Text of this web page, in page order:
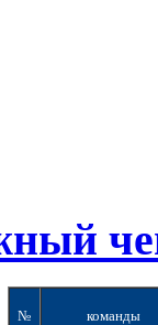
№ команды